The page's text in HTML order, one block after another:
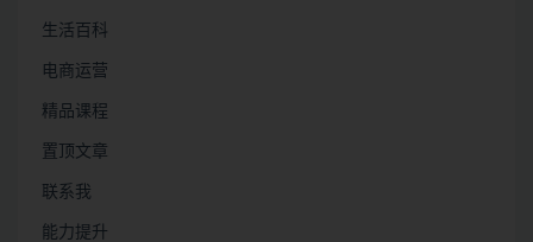
生活百科
电商运营
精品课程
置顶文章
联系我
能力提升